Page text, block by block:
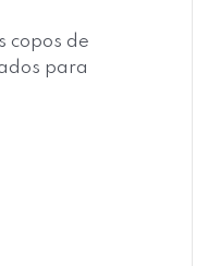
copos de
para